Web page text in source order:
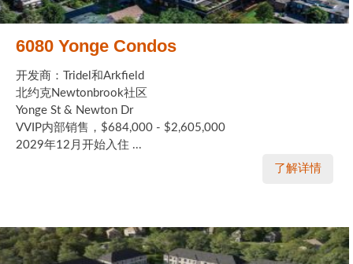
6080 Yonge Condos
开发商：Tridel和Arkfield
北约克Newtonbrook社区
Yonge St & Newton Dr
VVIP内部销售，$684,000 - $2,605,000
2029年12月开始入住 ...
了解详情